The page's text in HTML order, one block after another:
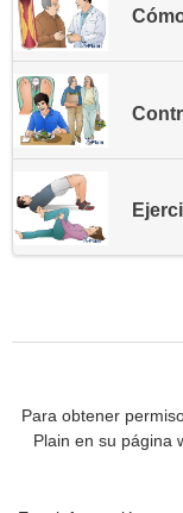
Para obtener
Plain en su página